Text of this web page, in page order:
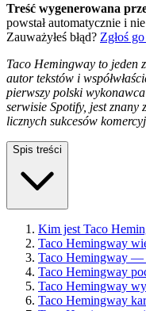
Treść wygenerowana
powstał automatycznie i
Zauważyłeś błąd? Zgłoś
Taco Hemingway to jeden
autor tekstów i
pierwszy polski
serwisie Spotify, jest
licznych sukcesów
Spis treści
Kim jest Taco
Taco Hemingway
Taco Hemingway —
Taco Hemingway
Taco Hemingway
Taco Hemingway